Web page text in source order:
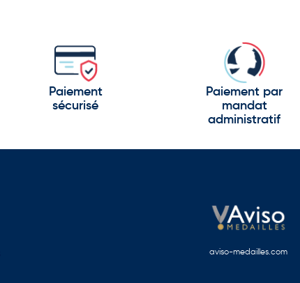
Paiement
sécurisé
Paiement par
mandat
administratif
aviso-medailles.com